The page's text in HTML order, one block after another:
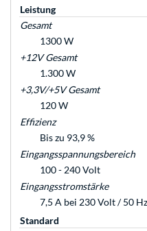
Leistung
Gesamt
1300 W
+12V Gesamt
1.300 W
+3,3V/+5V Gesamt
120 W
Effizienz
Bis zu 93,9 %
Eingangsspannungsbereich
100 - 240 Volt
Eingangsstromstärke
7,5 A bei 230 Volt / 50
Standard